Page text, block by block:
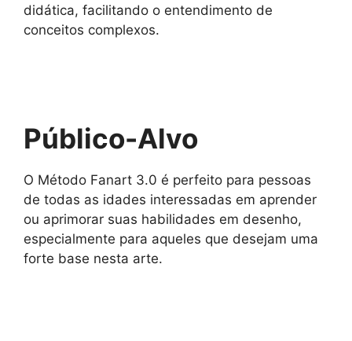
didática, facilitando o entendimento de
conceitos complexos.
Público-Alvo
O Método Fanart 3.0 é perfeito para pessoas
de todas as idades interessadas em aprender
ou aprimorar suas habilidades em desenho,
especialmente para aqueles que desejam uma
forte base nesta arte.